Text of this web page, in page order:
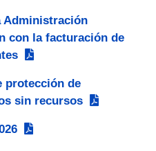
Administración
con la facturación de
protección de
sin recursos